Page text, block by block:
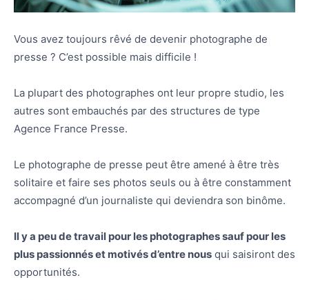
Vous avez toujours rêvé de devenir photographe de
presse ? C’est possible mais difficile !
La plupart des photographes ont leur propre studio, les
autres sont embauchés par des structures de type
Agence France Presse.
Le photographe de presse peut être amené à être très
solitaire et faire ses photos seuls ou à être constamment
accompagné d’un journaliste qui deviendra son binôme.
Il y a peu de travail pour les photographes sauf pour les
plus passionnés et motivés d’entre nous qui saisiront des
opportunités.